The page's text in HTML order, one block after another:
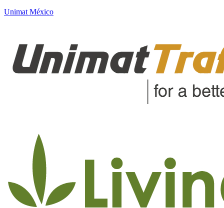
Unimat México